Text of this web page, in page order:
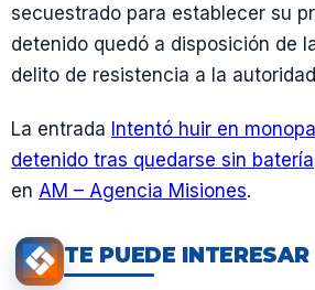
secuestrado para establecer su
detenido quedó a disposición de
delito de resistencia a la
La entrada Intentó huir en
detenido tras quedarse sin batería
en AM – Agencia Misiones.
TE PUEDE INTERESAR